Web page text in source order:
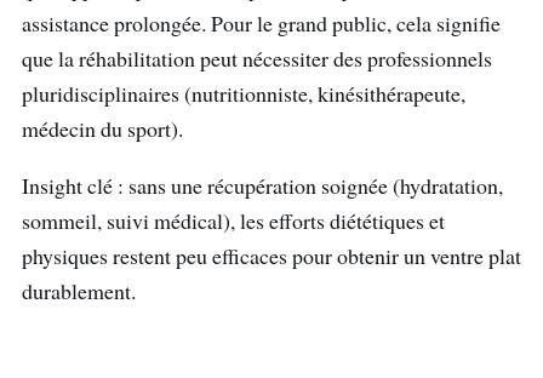
assistance prolongée. Pour le grand public, cela signifie
que la réhabilitation peut nécessiter des professionnels
pluridisciplinaires (nutritionniste, kinésithérapeute,
médecin du sport).
Insight clé : sans une récupération soignée (hydratation,
sommeil, suivi médical), les efforts diététiques et
physiques restent peu efficaces pour obtenir un ventre plat
durablement.